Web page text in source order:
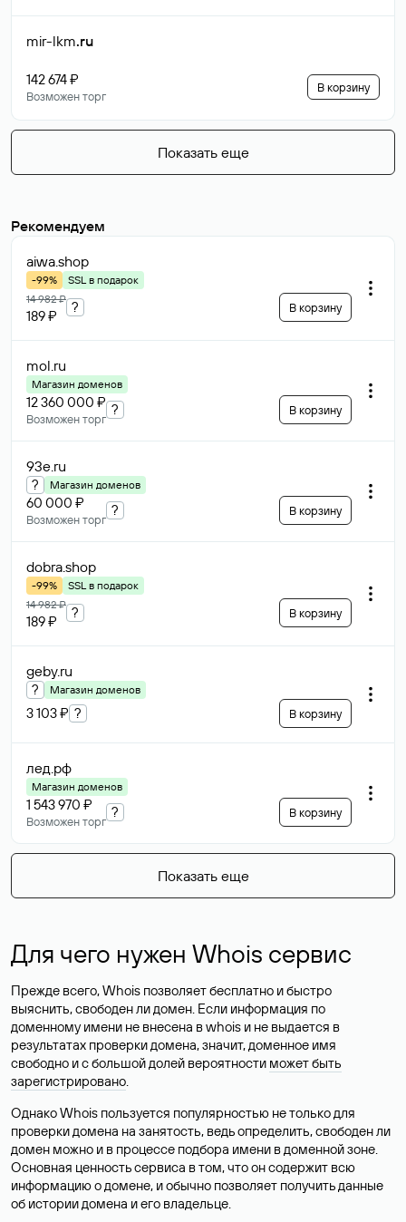
mir-lkm.ru
142 674 ₽
Возможен торг
В корзину
Показать еще
Рекомендуем
aiwa.shop
-99%
SSL в подарок
14 982 ₽
189 ₽
? В корзину
mol.ru
Магазин доменов
12 360 000 ₽
Возможен торг
? В корзину
93e.ru
? Магазин доменов
60 000 ₽
Возможен торг
? В корзину
dobra.shop
-99%
SSL в подарок
14 982 ₽
189 ₽
? В корзину
geby.ru
? Магазин доменов
3 103 ₽ ? В корзину
лед.рф
Магазин доменов
1 543 970 ₽
Возможен торг
? В корзину
Показать еще
Для чего нужен Whois сервис
Прежде всего, Whois позволяет бесплатно и быстро
выяснить, свободен ли домен. Если информация по
доменному имени не внесена в whois и не выдается в
результатах проверки домена, значит, доменное имя
свободно и с большой долей вероятности может быть
зарегистрировано.
Однако Whois пользуется популярностью не только для
проверки домена на занятость, ведь определить, свободен ли
домен можно и в процессе подбора имени в доменной зоне.
Основная ценность сервиса в том, что он содержит всю
информацию о домене, и обычно позволяет получить данные
об истории домена и его владельце.